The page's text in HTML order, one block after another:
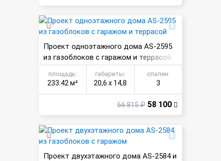
Проект одноэтажного дома AS-2595
из газоблоков с гаражом и террасой
площадь:
233.42 м²
габариты:
20,6 х 14,8
спален:
3
66 815 ₽ 58 100
Проект двухэтажного дома AS-2584 и